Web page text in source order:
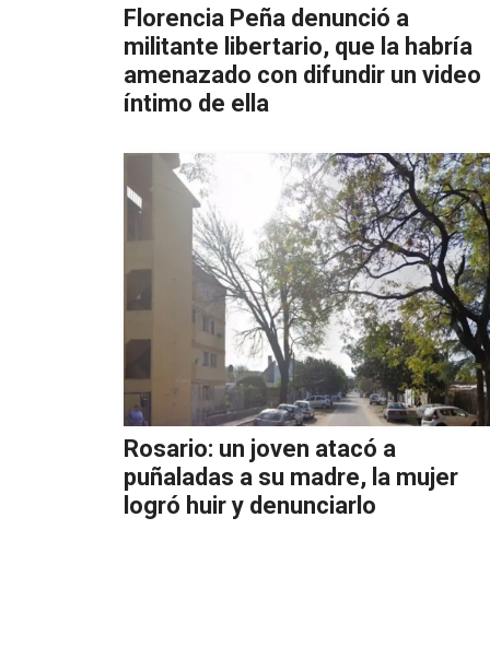
Florencia Peña denunció a
militante libertario, que la habría
amenazado con difundir un video
íntimo de ella
Rosario: un joven atacó a
puñaladas a su madre, la mujer
logró huir y denunciarlo